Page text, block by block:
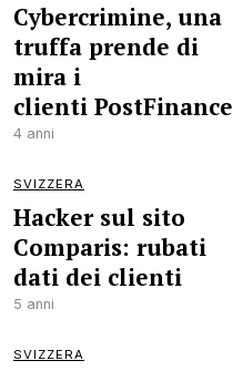
Cybercrimine, una
truffa prende di
mira i
clienti PostFinance
4 anni
SVIZZERA
Hacker sul sito
Comparis: rubati
dati dei clienti
5 anni
SVIZZERA